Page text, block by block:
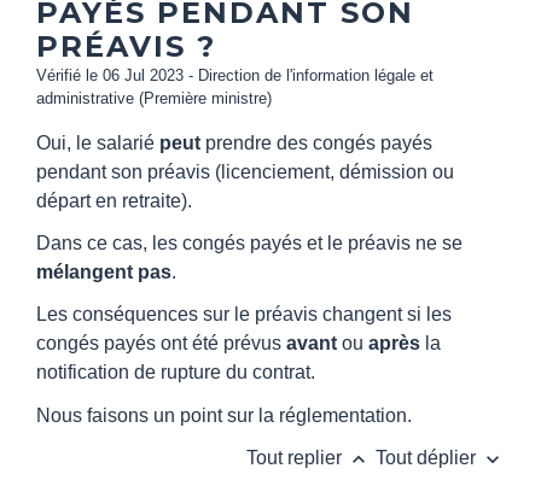
PAYÉS PENDANT SON
PRÉAVIS ?
Vérifié le 06 Jul 2023 - Direction de l'information légale et
administrative (Première ministre)
Oui, le salarié peut prendre des congés payés
pendant son préavis (licenciement, démission ou
départ en retraite).
Dans ce cas, les congés payés et le préavis ne se
mélangent pas.
Les conséquences sur le préavis changent si les
congés payés ont été prévus avant ou après la
notification de rupture du contrat.
Nous faisons un point sur la réglementation.
Tout replier keyboard_arrow_up Tout déplier keyboard_arrow_down